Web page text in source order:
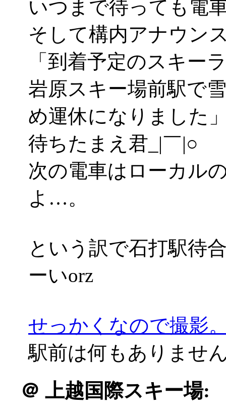
いつまで待っても電
そして構内アナウン
「到着予定のスキー
岩原スキー場前駅で
め運休になりました
待ちたまえ君_|￣|○
次の電車はローカル
よ…。
という訳で石打駅待
ーいorz
せっかくなので撮影
駅前は何もありませ
＠ 上越国際スキー場: